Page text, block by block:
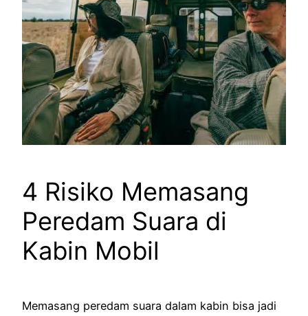
4 Risiko Memasang
Peredam Suara di
Kabin Mobil
Memasang peredam suara dalam kabin bisa jadi